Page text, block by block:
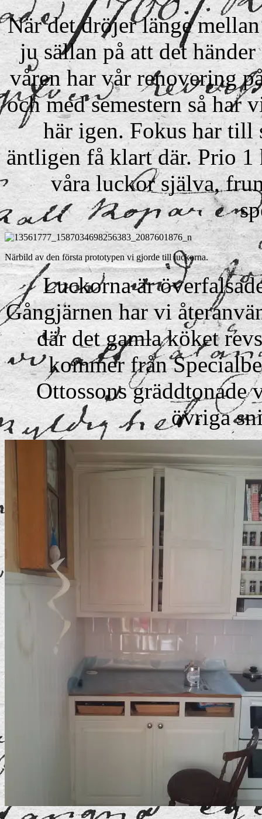
När det dröjer länge
ju sällan på att det
våren har vår renovering
och med semestern så har
här igen. Fokus har till
äntligen få klart där. Prio
våra luckor själva,
Närbild av den första prototypen vi gjorde till luckorna.
Luckorna är
Gångjärnen har vi
där det gamla köket
kommer från
Ottossons
övriga